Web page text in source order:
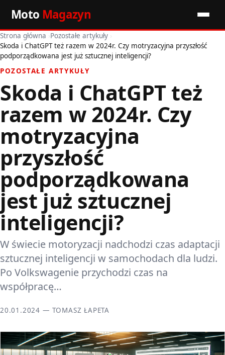
Moto Magazyn
Start
Premiery
Porady motoryzacyjne
Pozostałe artykuły
Strona główna ›Pozostałe artykuły ›
Skoda i ChatGPT też razem w 2024r. Czy motryzacyjna przyszłość
podporządkowana jest już sztucznej inteligencji?
POZOSTAŁE ARTYKUŁY
Skoda i ChatGPT też
razem w 2024r. Czy
motryzacyjna
przyszłość
podporządkowana
jest już sztucznej
inteligencji?
W świecie motoryzacji nadchodzi czas adaptacji
sztucznej inteligencji w samochodach dla ludzi.
Po Volkswagenie przychodzi czas na
współpracę…
20.01.2024 — TOMASZ ŁAPETA